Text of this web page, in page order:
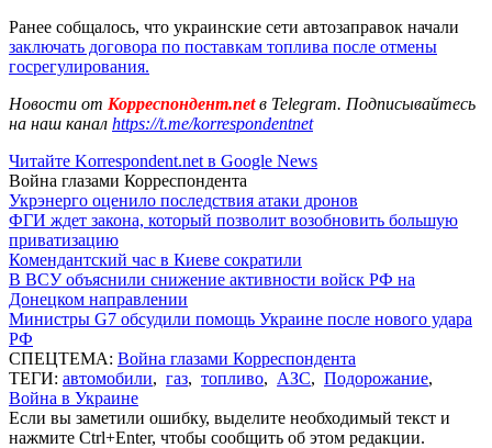
Ранее собщалось, что украинские сети автозаправок начали
заключать договора по поставкам топлива после отмены
госрегулирования.
Новости от Корреспондент.netв Telegram. Подписывайтесь
на наш канал https://t.me/korrespondentnet
Читайте Korrespondent.net в Google News
Война глазами Корреспондента
Укрэнерго оценило последствия атаки дронов
ФГИ ждет закона, который позволит возобновить большую
приватизацию
Комендантский час в Киеве сократили
В ВСУ объяснили снижение активности войск РФ на
Донецком направлении
Министры G7 обсудили помощь Украине после нового удара
РФ
СПЕЦТЕМА: Война глазами Корреспондента
ТЕГИ: автомобили, газ, топливо, АЗС, Подорожание,
Война в Украине
Если вы заметили ошибку, выделите необходимый текст и
нажмите Ctrl+Enter, чтобы сообщить об этом редакции.